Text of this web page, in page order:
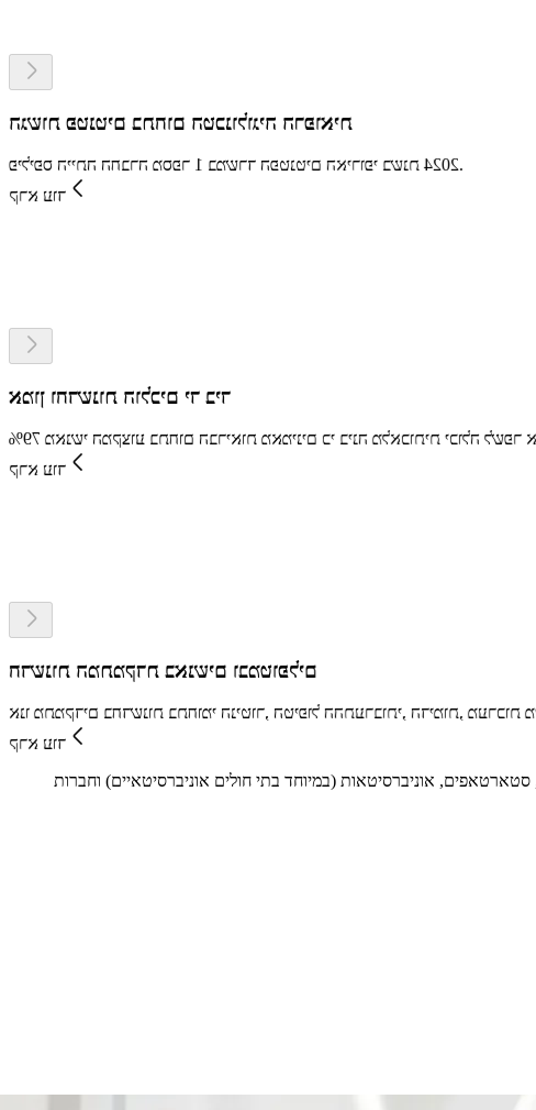
הגשות פטנטים בתחום הטכנולוגיה הרפואית
פיליפס הייתה החברה מספר 1 במשרד הפטנטים האירופי בשנת 2024.
קרא עוד
אמון וחדשנות הולכים יד ביד
79% מאנשי המקצוע בתחום הבריאות מאמינים כי בינה מלאכותית יכולה לשפר את תוצאות הטיפול במטופלים, אך יש לרכוש את אמון הציבור בטכנולוגיה — אז כיצד עושים זאת?
קרא עוד
חדשנות המתמקדת באנשים ובמטופלים
הטיפול ההתערבותי, הדימות, מערכות מידע ארגוניות לבריאות ובריאות אישית.
קרא עוד
אוניברסיטאות (במיוחד בתי חולים אוניברסיטאיים) וחברות